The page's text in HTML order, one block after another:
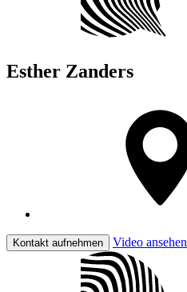
Esther Zanders
Kontakt aufnehmen Video ansehen